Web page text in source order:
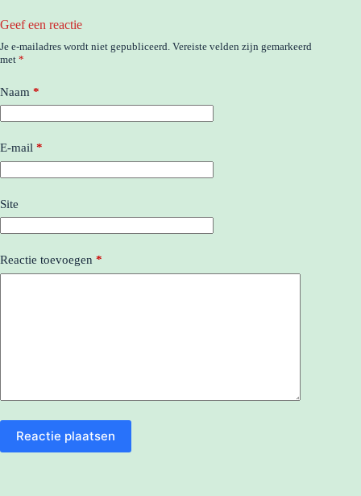
Geef een reactie
Je e-mailadres wordt niet gepubliceerd. Vereiste velden zijn gemarkeerd
met *
Naam *
E-mail *
Site
Reactie toevoegen *
Reactie plaatsen